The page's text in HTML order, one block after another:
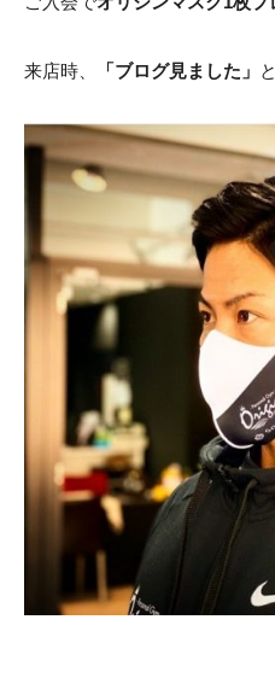
来店時、 「ブログ見ました」